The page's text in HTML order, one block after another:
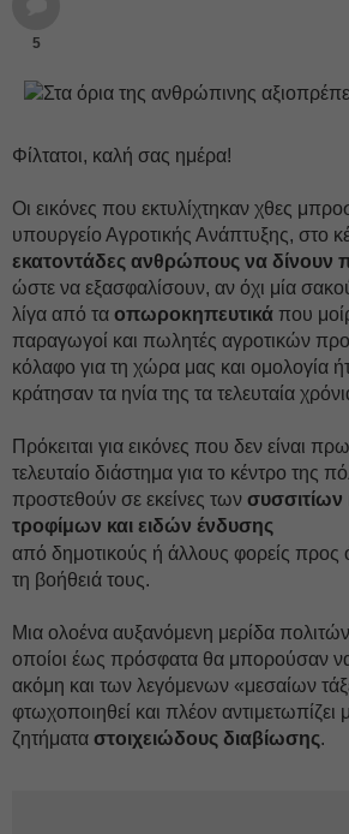
5
Φίλτατοι, καλή σας ημέρα!
Οι εικόνες που εκτυλίχτηκαν χθες
υπουργείο Αγροτικής Ανάπτυξης, στο
εκατοντάδες ανθρώπους να δίνουν
ώστε να εξασφαλίσουν, αν όχι μία
λίγα από τα οπωροκηπευτικά που
παραγωγοί και πωλητές αγροτικών
κόλαφο για τη χώρα μας και ομολογία
κράτησαν τα ηνία της τα τελευταία
Πρόκειται για εικόνες που δεν είναι
τελευταίο διάστημα για το κέντρο της
προστεθούν σε εκείνες των συσσιτίων
τροφίμων και ειδών ένδυσης
από δημοτικούς ή άλλους φορείς προς
τη βοήθειά τους.
Μια ολοένα αυξανόμενη μερίδα
οποίοι έως πρόσφατα θα μπορούσαν
ακόμη και των λεγόμενων «μεσαίων
φτωχοποιηθεί και πλέον αντιμετωπίζει
ζητήματα στοιχειώδους διαβίωσης.